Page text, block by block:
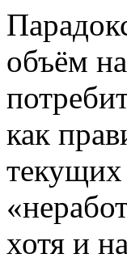
объём
как
текущих
хотя и